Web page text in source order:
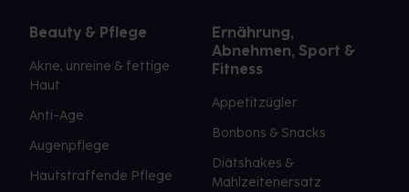
Beauty & Pflege
Akne, unreine & fettige
Haut
Anti-Age
Augenpflege
Hautstraffende Pflege
Ernährung,
Abnehmen, Sport &
Fitness
Appetitzügler
Bonbons & Snacks
Diätshakes &
Mahlzeitenersatz